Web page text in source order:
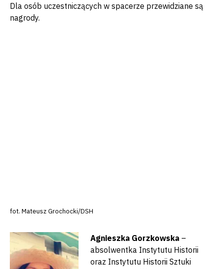
Dla osób uczestniczących w spacerze przewidziane są
nagrody.
fot. Mateusz Grochocki/DSH
Agnieszka Gorzkowska –
absolwentka Instytutu Historii
oraz Instytutu Historii Sztuki